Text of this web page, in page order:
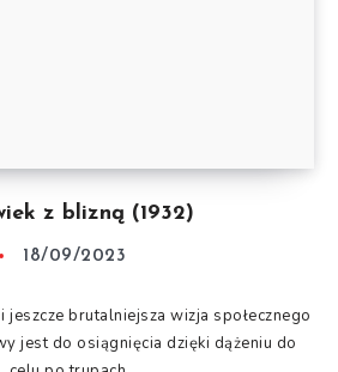
z blizną (1932)
18/09/2023
brutalniejsza wizja społecznego
jest do osiągnięcia dzięki dążeniu do